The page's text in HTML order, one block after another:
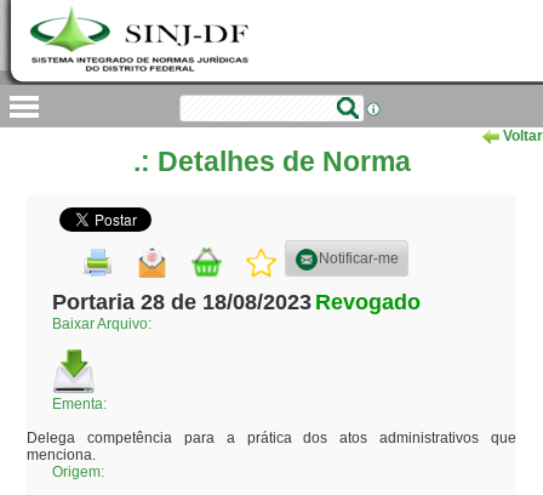
Voltar
.: Detalhes de Norma
Notificar-me
Portaria 28 de 18/08/2023 Revogado
Baixar Arquivo:
Ementa:
Delega competência para a prática dos atos administrativos que
menciona.
Origem: